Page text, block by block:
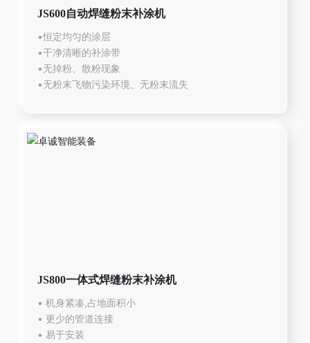
JS600自动焊缝粉末补涂机
•恒定均匀的涂层
•干净清晰的补涂带
•无掉粉、散粉现象
JS800一体式焊缝粉末补涂机
• 机身紧凑,占地面积小
• 更少的管道连接
• 易于安装